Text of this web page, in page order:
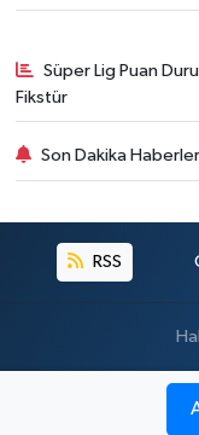
Süper Lig Puan
Fikstür
Son Dakika
RSS